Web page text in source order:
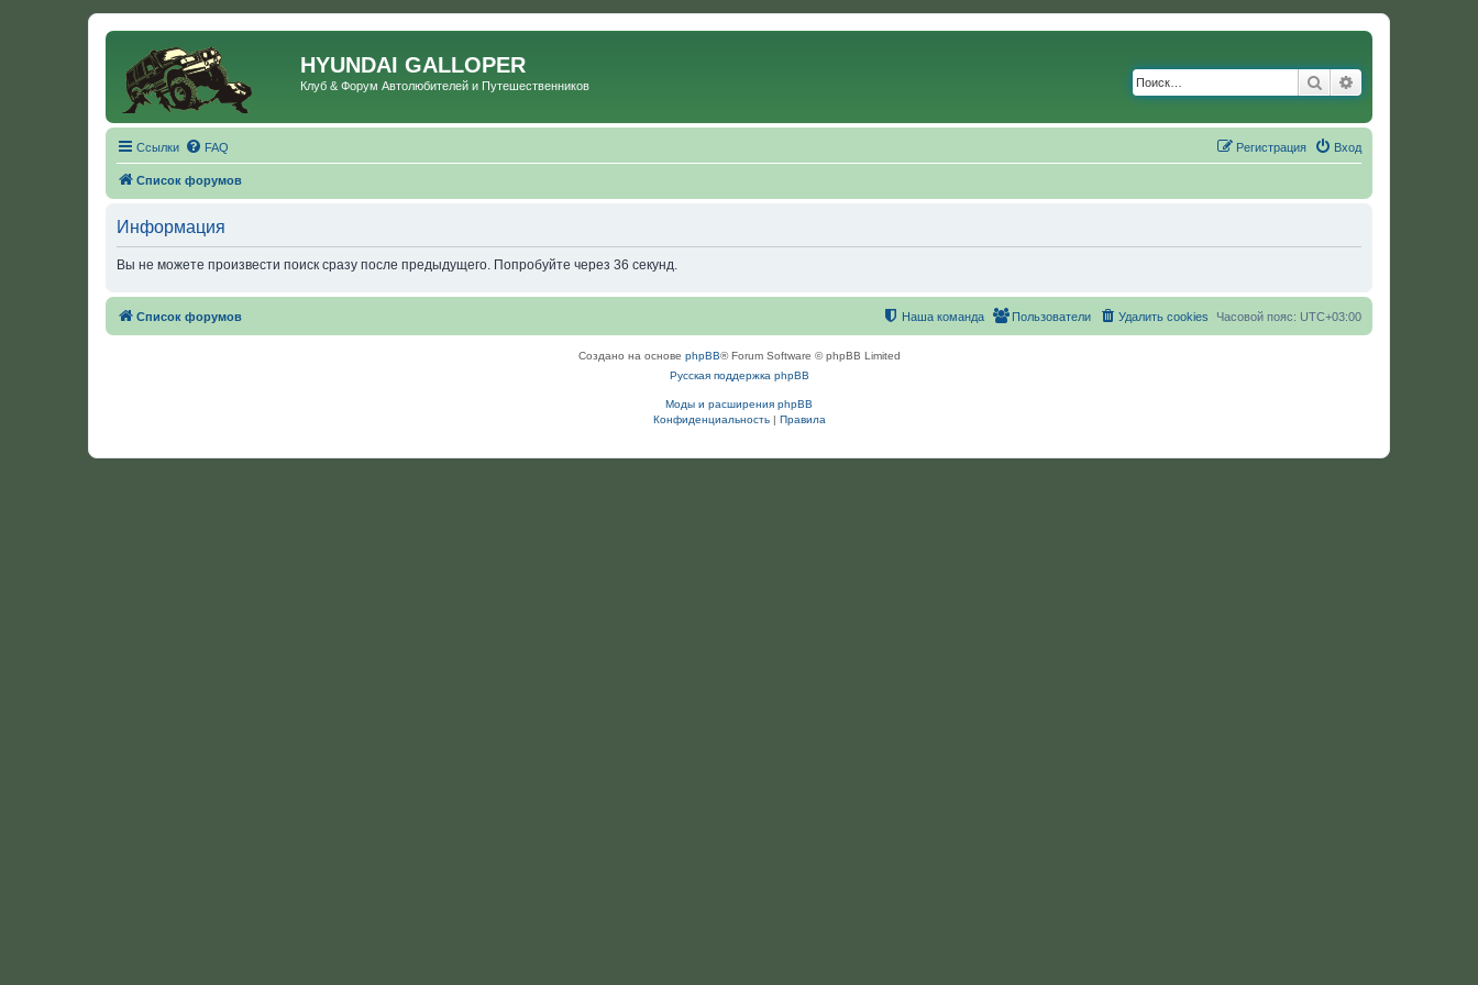
HYUNDAI GALLOPER
Клуб & Форум Автолюбителей и Путешественников Поиск
Ссылки FAQ Вход
Регистрация
Список форумов
Информация
Вы не можете произвести поиск сразу после предыдущего. Попробуйте через 36 секунд.
Список форумов Часовой пояс: UTC+03:00
Удалить cookies
Пользователи
Наша команда
Создано на основе phpBB® Forum Software © phpBB Limited
Русская поддержка phpBB
Моды и расширения phpBB
Конфиденциальность| Правила